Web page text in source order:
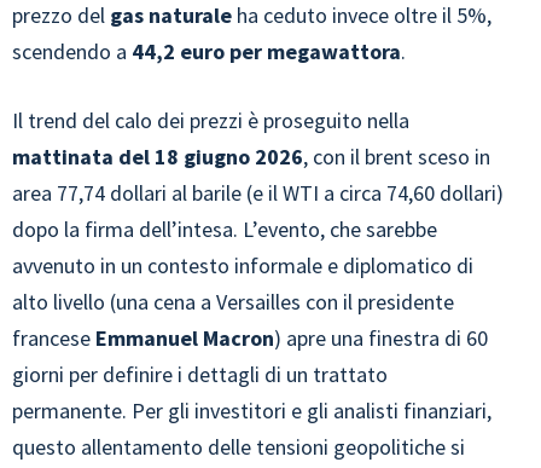
prezzo del gas naturale ha ceduto invece oltre il 5%,
scendendo a 44,2 euro per megawattora.
Il trend del calo dei prezzi è proseguito nella
mattinata del 18 giugno 2026, con il brent sceso in
area 77,74 dollari al barile (e il WTI a circa 74,60 dollari)
dopo la firma dell’intesa. L’evento, che sarebbe
avvenuto in un contesto informale e diplomatico di
alto livello (una cena a Versailles con il presidente
francese Emmanuel Macron) apre una finestra di 60
giorni per definire i dettagli di un trattato
permanente. Per gli investitori e gli analisti finanziari,
questo allentamento delle tensioni geopolitiche si